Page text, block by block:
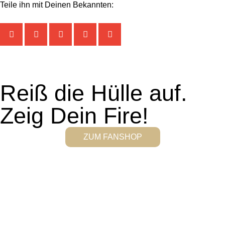
Teile ihn mit Deinen Bekannten:
Reiß die Hülle auf.
Zeig Dein Fire!
ZUM FANSHOP